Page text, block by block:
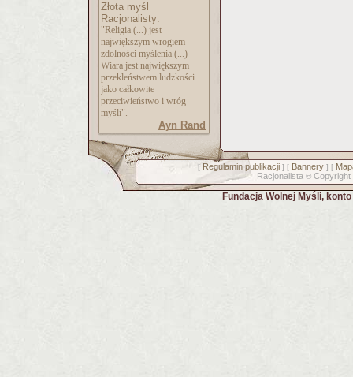
Złota myśl
Racjonalisty:
"Religia (...) jest
największym wrogiem
zdolności myślenia (...)
Wiara jest największym
przekleństwem ludzkości
jako całkowite
przeciwieństwo i wróg
myśli".
Ayn Rand
[ Regulamin publikacji] [ Bannery] [
Racjonalista © Copyright
Fundacja Wolnej Myśli,